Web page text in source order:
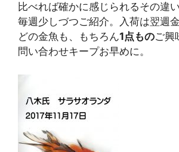
比べれば確かに感じられるその違い
毎週少しづつご紹介。入荷は翌週
どの金魚も、もちろん1点ものご興
問い合わせキープお早めに。